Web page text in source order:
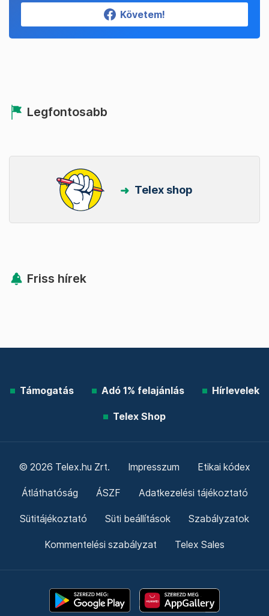
Követem!
Legfontosabb
Telex shop
Friss hírek
Támogatás Adó 1% felajánlás Hírlevelek
Telex Shop
© 2026 Telex.hu Zrt. Impresszum Etikai kódex
Átláthatóság ÁSZF Adatkezelési tájékoztató
Sütitájékoztató Süti beállítások Szabályzatok
Kommentelési szabályzat Telex Sales